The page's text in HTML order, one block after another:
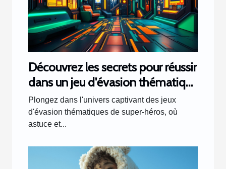
Découvrez les secrets pour réussir
dans un jeu d'évasion thématique
de super-héros
Plongez dans l'univers captivant des jeux
d'évasion thématiques de super-héros, où
astuce et...